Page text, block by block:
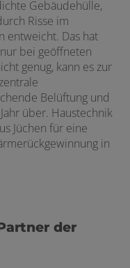
Gebäudehülle,
Risse im
entweicht. Das hat
bei geöffneten
genug, kann es zur
Belüftung und
über. Haustechnik
Jüchen für eine
in
der